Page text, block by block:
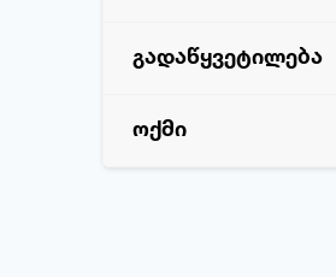
გადაწყვეტილება
ოქმი